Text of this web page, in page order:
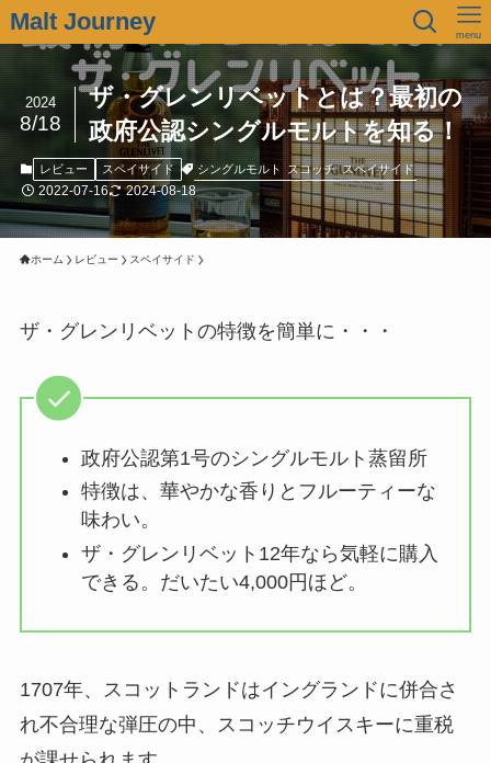
Malt Journey menu
ザ・グレンリベットとは？最初の
政府公認シングルモルトを知る！
2024
8/18
レビュー スペイサイド シングルモルト スコッチ スペイサイド
2022-07-16 2024-08-18
ホーム レビュー スペイサイド
ザ・グレンリベットの特徴を簡単に・・・
政府公認第1号のシングルモルト蒸留所
特徴は、華やかな香りとフルーティーな
味わい。
ザ・グレンリベット12年なら気軽に購入
できる。だいたい4,000円ほど。
1707年、スコットランドはイングランドに併合さ
れ不合理な弾圧の中、スコッチウイスキーに重税